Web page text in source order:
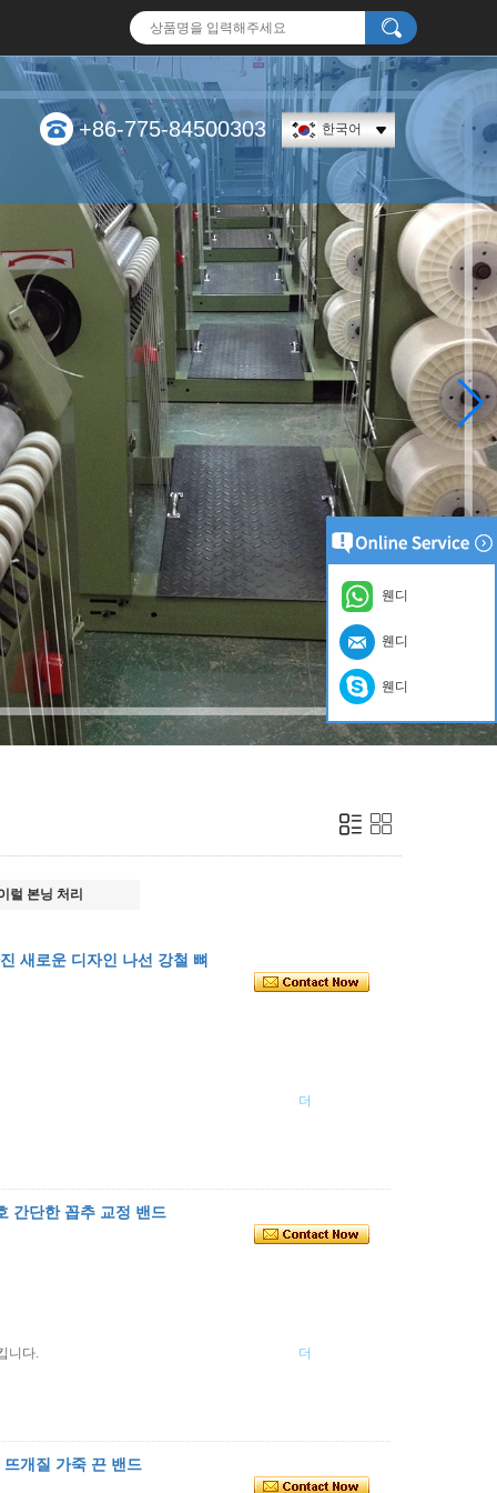
+86-775-84500303 한국어
럴 본닝 처리
새로운 디자인 나선 강철 뼈
더
간단한 꼽추 교정 밴드
니다. 더
개질 가죽 끈 밴드
웬디
웬디
웬디